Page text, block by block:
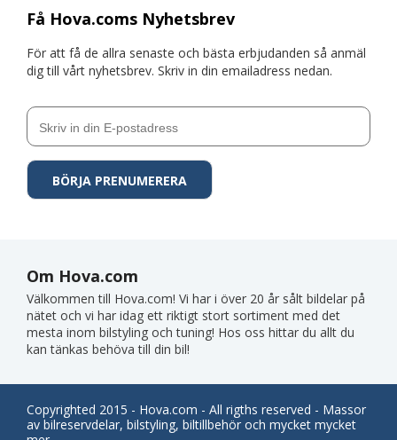
Få Hova.coms Nyhetsbrev
För att få de allra senaste och bästa erbjudanden så anmäl
dig till vårt nyhetsbrev. Skriv in din emailadress nedan.
Om Hova.com
Välkommen till Hova.com! Vi har i över 20 år sålt bildelar på
nätet och vi har idag ett riktigt stort sortiment med det
mesta inom bilstyling och tuning! Hos oss hittar du allt du
kan tänkas behöva till din bil!
Copyrighted 2015 - Hova.com - All rigths reserved - Massor
av bilreservdelar, bilstyling, biltillbehör och mycket mycket